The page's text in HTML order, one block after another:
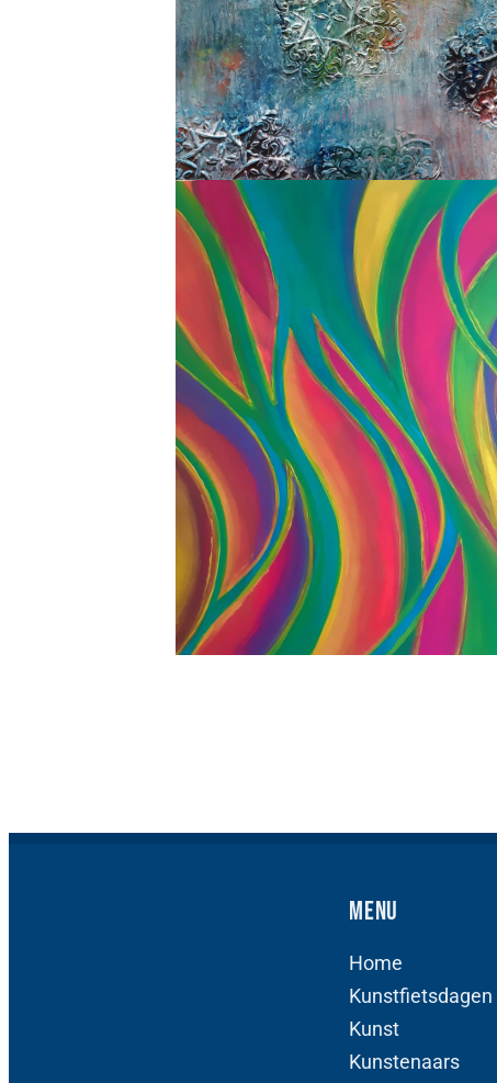
Menu
Home
Kunstfietsdagen
Kunst
Kunstenaars